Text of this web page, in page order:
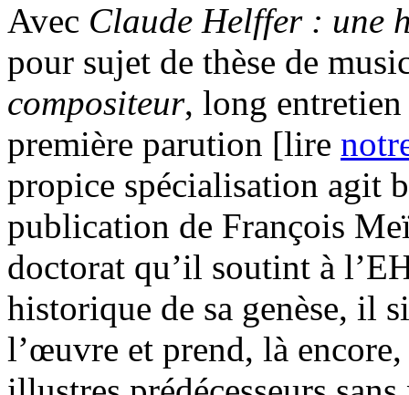
Avec Claude Helffer : une
pour sujet de thèse de
compositeur, long
première parution [lire
propice spécialisation agit
publication de François
doctorat qu’il soutint à
historique de sa genèse, il
l’œuvre et prend, là